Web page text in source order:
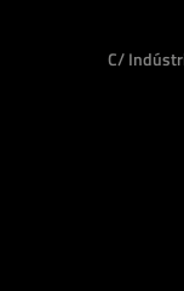
C/